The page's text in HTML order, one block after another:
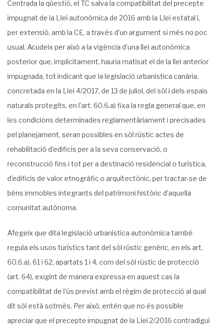
Centrada la qüestió, el TC salva la compatibilitat del precepte
impugnat de la Llei autonòmica de 2016 amb la Llei estatal i,
per extensió, amb la CE, a través d’un argument si més no poc
usual. Acudeix per això a la vigència d’una llei autonòmica
posterior que, implícitament, hauria matisat el de la llei anterior
impugnada, tot indicant que la legislació urbanística canària,
concretada en la Llei 4/2017, de 13 de juliol, del sòl i dels espais
naturals protegits, en l’art. 60.6.a) fixa la regla general que, en
les condicions determinades reglamentàriament i precisades
pel planejament, seran possibles en sòl rústic actes de
rehabilitació d’edificis per a la seva conservació, o
reconstrucció fins i tot per a destinació residencial o turística,
d’edificis de valor etnogràfic o arquitectònic, per tractar-se de
béns immobles integrants del patrimoni històric d’aquella
comunitat autònoma.
Afegeix que dita legislació urbanística autonòmica també
regula els usos turístics tant del sòl rústic genèric, en els art.
60.6.a), 61 i 62, apartats 1 i 4, com del sòl rústic de protecció
(art. 64), exigint de manera expressa en aquest cas la
compatibilitat de l’ús previst amb el règim de protecció al qual
dit sòl està sotmès. Per això, entén que no és possible
apreciar que el precepte impugnat de la Llei 2/2016 contradigui